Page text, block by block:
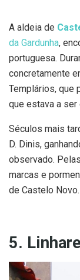
A aldeia de
da Gardunha,
portuguesa.
concretamente
Templários, que
que estava a ser
Séculos mais
D. Dinis,
observado.
marcas e
de Castelo Novo.
5.